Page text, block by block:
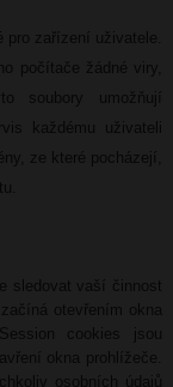
zařízení uživatele.
počítače žádné viry,
soubory umožňují
každému uživateli
ze které pocházejí,
sledovat vaší činnost
otevřením okna
cookies jsou
okna prohlížeče.
osobních údajů